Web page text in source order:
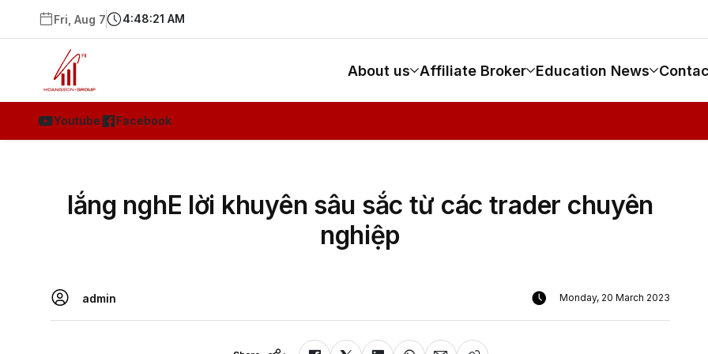
Fri, Aug 7 4:48:22 AM
About us Affiliate Broker Education News
Youtube Facebook
lắng nghE lời khuyên sâu sắc từ các trader chuyên
nghiệp
admin Monday, 20 March 2023